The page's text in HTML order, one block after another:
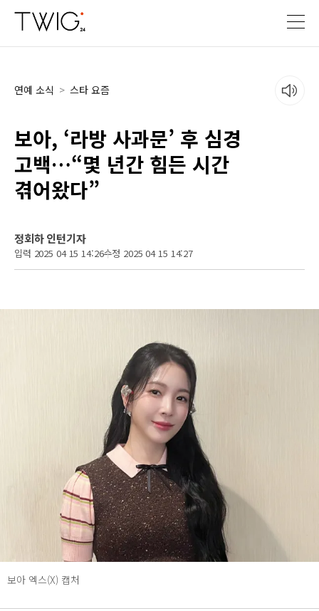
연예 소식 > 스타 요즘
보아, ‘라방 사과문’ 후 심경
고백…“몇 년간 힘든 시간
겪어왔다”
정회하 인턴기자
입력 2025 04 15 14:26수정 2025 04 15 14:27
보아 엑스(X) 캡처